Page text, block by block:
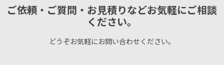
ご依頼・ご質問・お見積りなどお気軽にご相談
ください。
どうぞお気軽にお問い合わせください。